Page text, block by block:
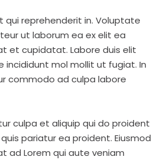
qui reprehenderit in. Voluptate
ut laborum ea ex elit ea
et cupidatat. Labore duis elit
incididunt mol mollit ut fugiat. In
commodo ad culpa labore
culpa et aliquip qui do proident
pariatur ea proident. Eiusmod
ad Lorem qui aute veniam